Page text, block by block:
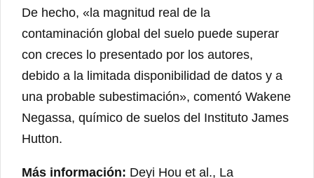
De hecho, «la magnitud real de la
contaminación global del suelo puede superar
con creces lo presentado por los autores,
debido a la limitada disponibilidad de datos y a
una probable subestimación», comentó Wakene
Negassa, químico de suelos del Instituto James
Hutton.
Más información: Deyi Hou et al., La